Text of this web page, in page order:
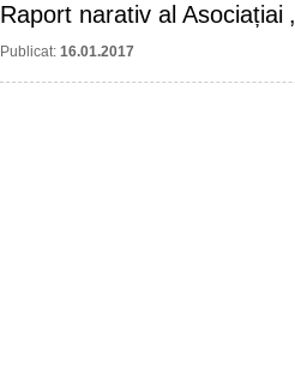
Raport narativ al Asociațiai
Publicat: 16.01.2017